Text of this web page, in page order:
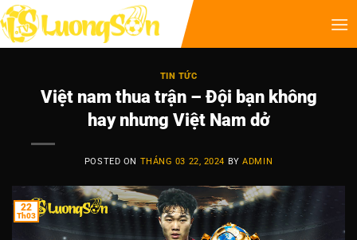
TIN TỨC
Việt nam thua trận – Đội bạn không
hay nhưng Việt Nam dở
POSTED ON THÁNG 03 22, 2024 BYADMIN
22
Th03